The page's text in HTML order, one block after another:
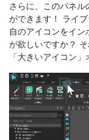
さらに、このパネル
ができます！ ライ
自のアイコンをイ
が欲しいですか？
「大きいアイコン